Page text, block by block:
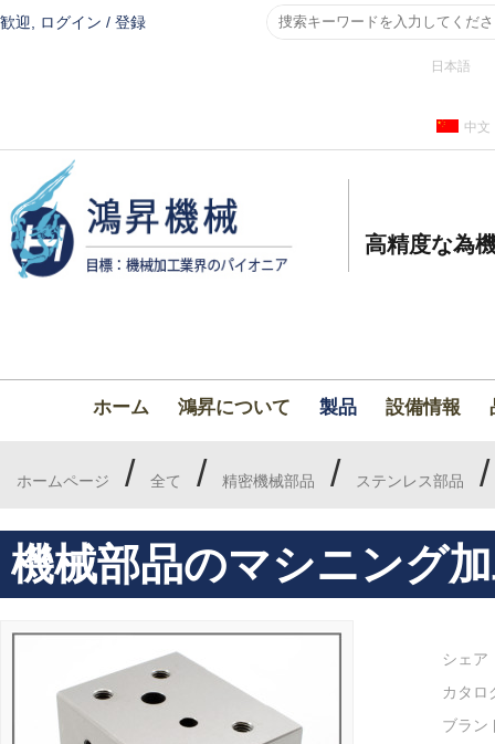
歓迎, ログイン / 登録
日本語
中文
高精度な為
ホーム 鴻昇について 製品 設備情報
ホームページ / 全て / 精密機械部品 / ステンレス部品
機械部品のマシニング
シェア
カタロ
ブラン